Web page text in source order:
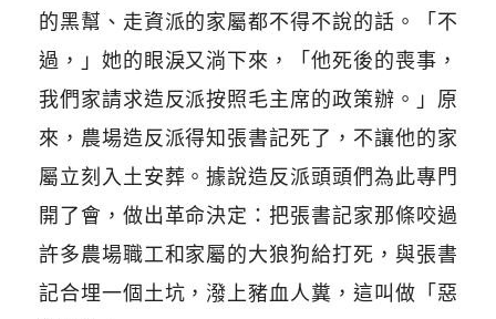
的黑幫、走資派的家屬都不得不說的話。「不
過，」她的眼淚又淌下來，「他死後的喪事，
我們家請求造反派按照毛主席的政策辦。」原
來，農場造反派得知張書記死了，不讓他的家
屬立刻入土安葬。據說造反派頭頭們為此專門
開了會，做出革命決定：把張書記家那條咬過
許多農場職工和家屬的大狼狗給打死，與張書
記合埋一個土坑，潑上豬血人糞，這叫做「惡